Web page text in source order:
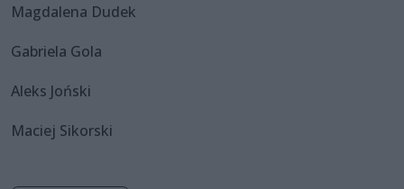
Magdalena Dudek
Gabriela Gola
Aleks Joński
Maciej Sikorski